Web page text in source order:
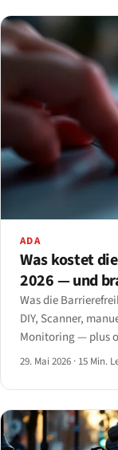
ADA
Was kostet
2026 — und
Was die
DIY, Scanner,
Monitoring — plus
bei Untätigkeit
29. Mai 2026 · 15 Min.